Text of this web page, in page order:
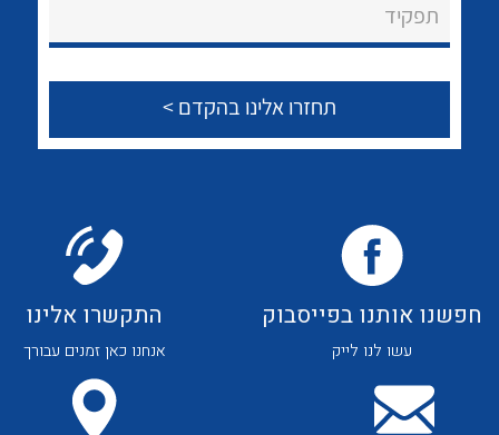
לכל מוצרי היצרן לכל מוצרי היצרן
תפקיד
חפשנו אותנו בפייסבוק
עשו לנו לייק
התקשרו אלינו
אנחנו כאן זמנים עבורך